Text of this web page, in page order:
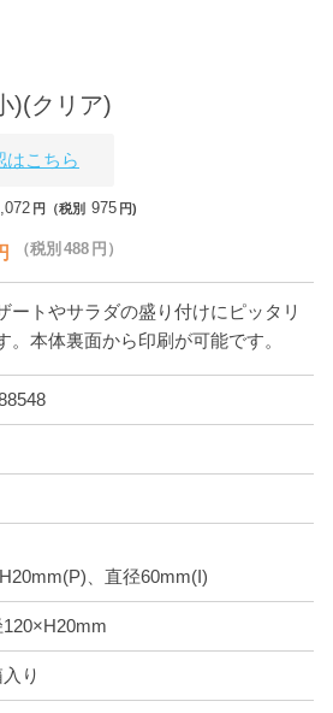
)(クリア)
はこちら
円（税別 975 円)
（税別 488 円）
ートやサラダの盛り付けにピッタリ
。本体裏面から印刷が可能です。
、直径60mm(I)
り